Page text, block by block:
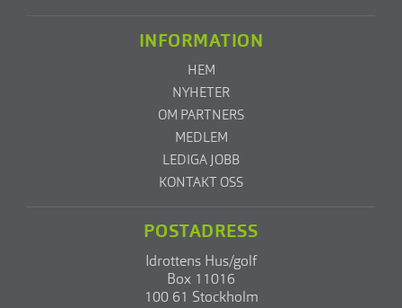
INFORMATION
HEM
NYHETER
OM PARTNERS
MEDLEM
LEDIGA JOBB
KONTAKT OSS
POSTADRESS
Idrottens Hus/golf
Box 11016
100 61 Stockholm